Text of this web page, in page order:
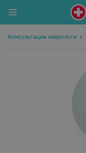
Консультации невролога •